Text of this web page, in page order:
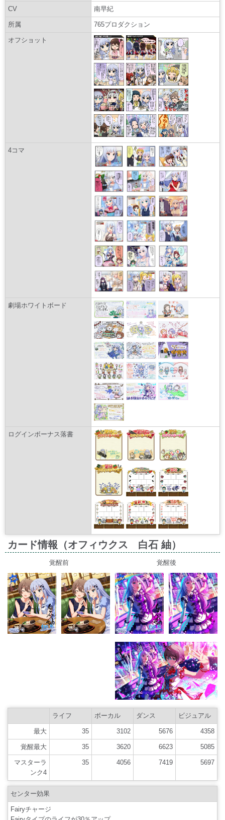
CV 南早紀
所属 765プロダクション
オフショット
4コマ
劇場ホワイトボード
ログインボーナス落書
カード情報（オフィウクス 白石 紬）
覚醒前 覚醒後
ライフ ボーカル ダンス ビジュアル
最大 35 3102 5676 4358
覚醒最大 35 3620 6623 5085
マスターラ
ンク4
35 4056 7419 5697
センター効果
Fairyチャージ